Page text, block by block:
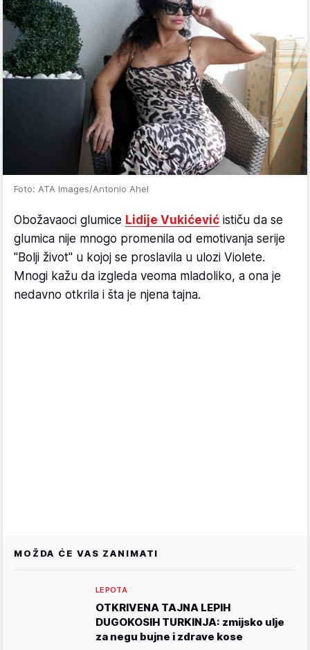
Foto: ATA Images/Antonio Ahel
Obožavaoci glumice Lidije Vukićević ističu da se
glumica nije mnogo promenila od emotivanja serije
"Bolji život" u kojoj se proslavila u ulozi Violete.
Mnogi kažu da izgleda veoma mladoliko, a ona je
nedavno otkrila i šta je njena tajna.
MOŽDA ĆE VAS ZANIMATI
LEPOTA
OTKRIVENA TAJNA LEPIH
DUGOKOSIH TURKINJA: zmijsko ulje
za negu bujne i zdrave kose